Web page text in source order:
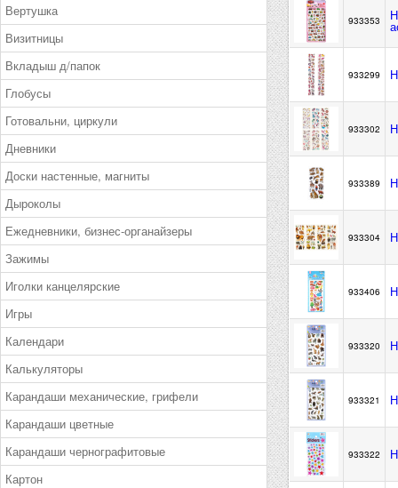
Вертушка
Визитницы
Вкладыш д/папок
Глобусы
Готовальни, циркули
Дневники
Доски настенные, магниты
Дыроколы
Ежедневники, бизнес-органайзеры
Зажимы
Иголки канцелярские
Игры
Календари
Калькуляторы
Карандаши механические, грифели
Карандаши цветные
Карандаши чернографитовые
Картон
933353
933299
933302
933389
933304
933406
933320
933321
933322